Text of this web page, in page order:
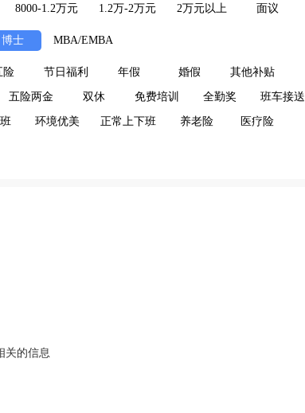
8000-1.2万元 1.2万-2万元 2万元以上 面议
博士 MBA/EMBA
险 节日福利 年假 婚假 其他补贴
五险两金 双休 免费培训 全勤奖 班车接送
环境优美 正常上下班 养老险 医疗险
关的信息